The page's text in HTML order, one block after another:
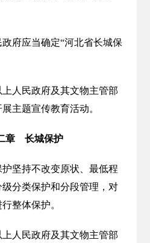
府应当确定“河北省长城保
人民政府及其文物主管部
主题宣传教育活动。
章 长城保护
坚持不改变原状、最低程
分类保护和分段管理，对
整体保护。
人民政府及其文物主管部